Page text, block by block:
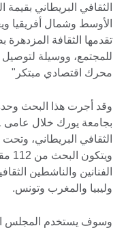
الثقافي البريطاني
الأوسط وشمال أفريقيا
تقدمها الثقافة المزدهرة
للمجتمع، ووسيلة
محرك اقتصادي مبتكر"
وقد أجرت هذا البحث
الثقافي البريطاني،
الفنانين والناشطين
وليبيا والمغرب وتونس.
وسوف يستخدم المجلس